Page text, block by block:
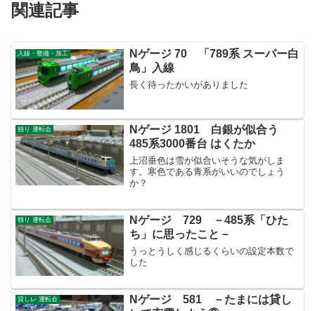
関連記事
入線・整備・加工
Nゲージ 70 「789系 スーパー白
鳥」入線
長く待ったかいがありました
独り 運転会
Nゲージ 1801 白銀が似合う
485系3000番台 はくたか
上沼垂色は雪が似合いそうな気がしま
す。寒色である青系がいいのでしょう
か？
独り 運転会
Nゲージ 729 －485系「ひた
ち」に思ったこと－
うっとうしく感じるくらいの設定本数で
した
貸しレ 運転会
Nゲージ 581 －たまには貸し